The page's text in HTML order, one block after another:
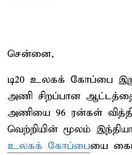
சென்னை,
டி20 உலகக் கோப்பை
அணி சிறப்பான ஆட்டத்தை
அணியை 96 ரன்கள்
வெற்றியின் மூலம்
உலகக் கோப்பையை